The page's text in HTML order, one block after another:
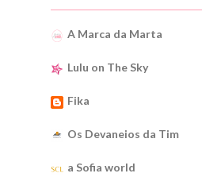
A Marca da Marta
Lulu on The Sky
Fika
Os Devaneios da Tim
a Sofia world